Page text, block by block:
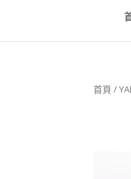
首頁 /